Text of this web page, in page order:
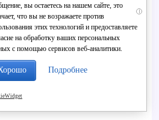
i
Крыма: Что люди
видят...
пляжи из-за угрозы
заблудившуюся в
вы остаетесь на нашем сайте, это
что вы не возражаете против
этих технологий и предоставляете
на обработку ваших персональных
с помощью сервисов веб-аналитики.
Подробнее